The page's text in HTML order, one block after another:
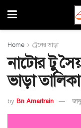
Home ট্রেনের ভাড়া
নাটোর টু
ভাড়া তালিকা
by Bn Amartrain